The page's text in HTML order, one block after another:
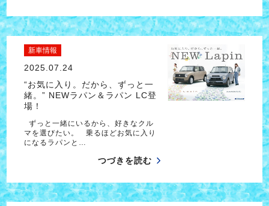
新車情報
2025.07.24
“お気に入り。だから、ずっと一
緒。” NEWラパン＆ラパン LC登
場！
ずっと一緒にいるから、好きなクル
マを選びたい。 乗るほどお気に入り
になるラパンと…
つづきを読む